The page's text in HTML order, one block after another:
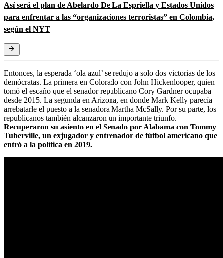
Así será el plan de Abelardo De La Espriella y Estados Unidos
para enfrentar a las “organizaciones terroristas” en Colombia,
según el NYT
Entonces, la esperada ‘ola azul’ se redujo a solo dos victorias de los
demócratas. La primera en Colorado con John Hickenlooper, quien
tomó el escaño que el senador republicano Cory Gardner ocupaba
desde 2015. La segunda en Arizona, en donde Mark Kelly parecía
arrebatarle el puesto a la senadora Martha McSally. Por su parte, los
republicanos también alcanzaron un importante triunfo.
Recuperaron su asiento en el Senado por Alabama con Tommy
Tuberville, un exjugador y entrenador de fútbol americano que
entró a la política en 2019.